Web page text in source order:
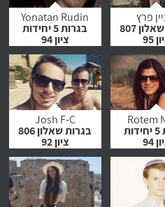
פרץ
807
95
Yonatan Rudin
בגרות 5 יחידות
ציון 94
לחץ לצפייה
בהמלצה
Rotem
94
לצפייה
Josh F-C
בגרות שאלון 806
ציון 92
לחץ לצפייה
בהמלצה